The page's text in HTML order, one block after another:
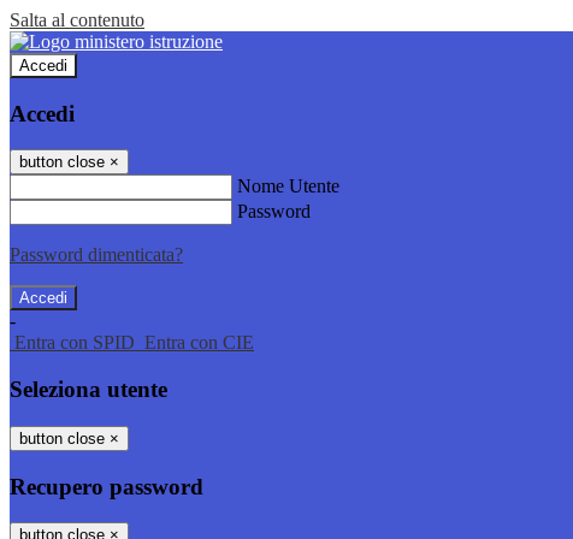
Salta al contenuto
Accedi
Accedi
button close ×
Nome Utente
Password
Password dimenticata?
-
Entra con SPID Entra con CIE
Seleziona utente
button close ×
Recupero password
button close ×